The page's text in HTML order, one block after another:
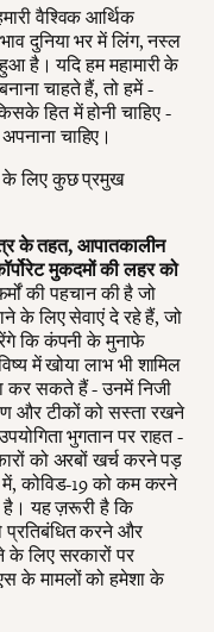
वैश्विक आर्थिक
दुनिया भर में लिंग, नस्ल
है। यदि हम महामारी के
चाहते हैं, तो हमें -
हित में होनी चाहिए -
चाहिए।
के लिए कुछ प्रमुख
के तहत, आपातकालीन
मुकदमों की लहर को
की पहचान की है जो
के लिए सेवाएं दे रहे हैं, जो
कि कंपनी के मुनाफे
में खोया लाभ भी शामिल
कर सकते हैं - उनमें निजी
और टीकों को सस्ता रखने
भुगतान पर राहत -
को अरबों खर्च करने पड़
कोविड-19 को कम करने
है। यह ज़रूरी है कि
प्रतिबंधित करने और
के लिए सरकारों पर
के मामलों को हमेशा के